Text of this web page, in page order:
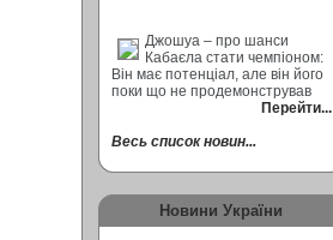
Джошуа – про шанси
Кабаєла стати чемпіоном:
Він має потенціал, але він його
поки що не продемонстрував
Перейти...
Весь список новин...
Новини України